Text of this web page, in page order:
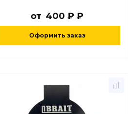
от 400 ₽ ₽
Оформить заказ